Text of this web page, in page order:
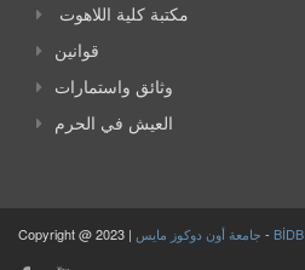
مكتبة كلية اللاهوت
قوانين
وثائق واستمارات
العيش في الحرم
Copyright @ 2023 | - BİDB